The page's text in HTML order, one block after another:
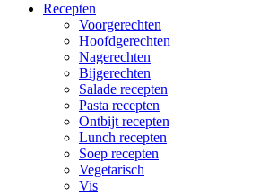
Recepten
Voorgerechten
Hoofdgerechten
Nagerechten
Bijgerechten
Salade recepten
Pasta recepten
Ontbijt recepten
Lunch recepten
Soep recepten
Vegetarisch
Vis